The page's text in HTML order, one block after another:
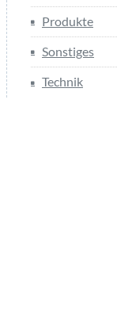
Produkte
Sonstiges
Technik